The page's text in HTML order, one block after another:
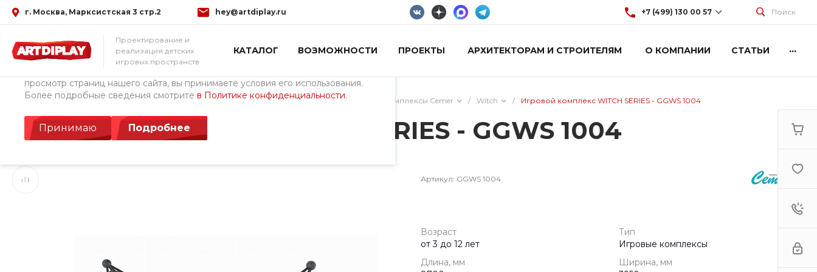
Использование файлов Cookie
Мы используем файлы cookie, разработанные нашими специалистами и
просмотр страниц нашего сайта, вы принимаете условия его использования.
Более подробные сведения смотрите в Политике конфиденциальности.
Принимаю Подробнее
г. Москва, Марксистская 3 стр.2 hey@artdiplay.ru +7 (499) 130 00 57 Поиск
Проектирование и
реализация детских
игровых пространств
КАТАЛОГ ВОЗМОЖНОСТИ ПРОЕКТЫ АРХИТЕКТОРАМ И СТРОИТЕЛЯМ О КОМПАНИИ СТАТЬИ ...
Главная / Каталог товаров / Детские площадки Cemer (Турция) / Тематические игровые комплексы Cemer / Witch / Игровой комплекс WITCH SERIES - GGWS 1004
Игровой комплекс WITCH SERIES - GGWS 1004
Артикул: GGWS 1004
Возраст
от 3 до 12 лет
Тип
Игровые комплексы
Длина, мм
Ширина, мм